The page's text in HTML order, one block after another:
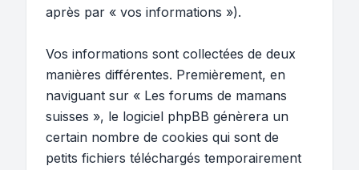
après par « vos informations »).
Vos informations sont collectées de deux
manières différentes. Premièrement, en
naviguant sur « Les forums de mamans
suisses », le logiciel phpBB génèrera un
certain nombre de cookies qui sont de
petits fichiers téléchargés temporairement